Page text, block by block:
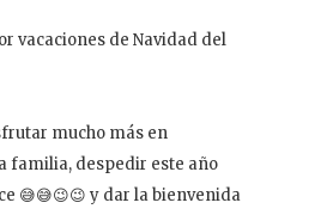
Contacto
mucho más en
familia, despedir este año
😅😅😉😉 y dar la bienvenida